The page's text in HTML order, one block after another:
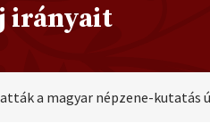
irányait
a magyar népzene-kutatás